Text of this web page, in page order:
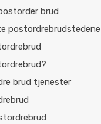
brud
postordrebrudstedene
brud tjenester